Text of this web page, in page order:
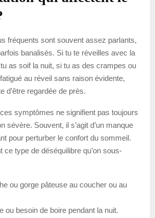
fréquents sont souvent assez parlants,
banalisés. Si tu te réveilles avec la
as soif la nuit, si tu as des crampes ou
au réveil sans raison évidente,
d’être regardée de près.
symptômes ne signifient pas toujours
sévère. Souvent, il s’agit d’un manque
pour perturber le confort du sommeil.
ce type de déséquilibre qu’on sous-
ou gorge pâteuse au coucher ou au
ou besoin de boire pendant la nuit.